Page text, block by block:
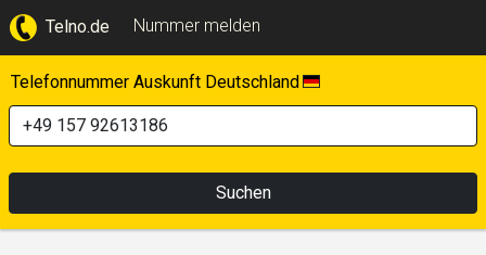
Telno.de Nummer melden
Telefonnummer Auskunft Deutschland
Suchen